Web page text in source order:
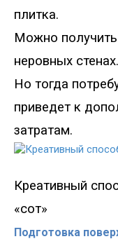
плитка.
Можно получить
неровных стенах.
Но тогда
приведет к
затратам.
Креативный
«сот»
Подготовка